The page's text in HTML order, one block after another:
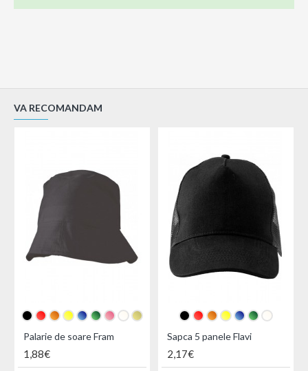
VA RECOMANDAM
Palarie de soare Fram
1,88€
Sapca 5 panele Flavi
2,17€